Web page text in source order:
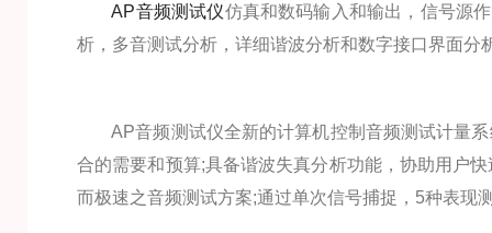
AP音频测试仪仿真和数码输入和输出，信号源
析，多音测试分析，详细谐波分析和数字接口界面分
AP音频测试仪全新的计算机控制音频测试计量系
合的需要和预算;具备谐波失真分析功能，协助用户
而极速之音频测试方案;通过单次信号捕捉，5种表现